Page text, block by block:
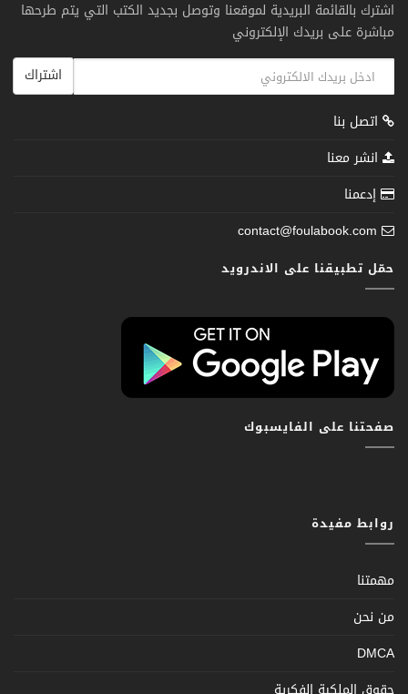
اشترك بالقائمة البريدية لموقعنا وتوصل بجديد الكتب التي يتم طرحها
مباشرة على بريدك الإلكتروني
اشتراك
اتصل بنا
انشر معنا
إدعمنا
contact@foulabook.com
حمّل تطبيقنا على الاندرويد
صفحتنا على الفايسبوك
روابط مفيدة
مهمتنا
من نحن
DMCA